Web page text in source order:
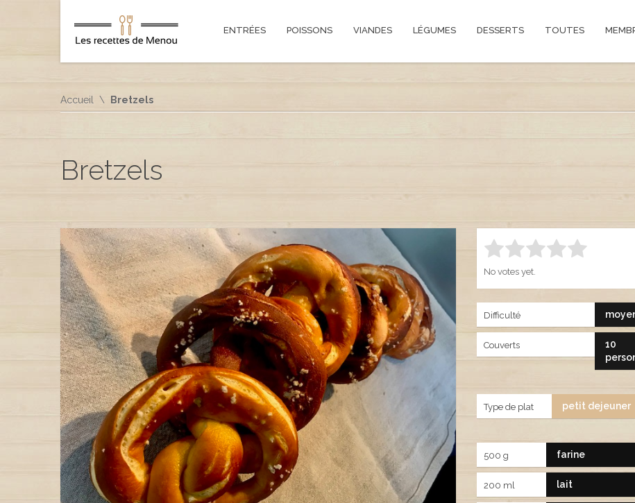
ENTRÉES POISSONS VIANDES LÉGUMES DESSERTS TOUTES
Accueil Bretzels
Bretzels
Rate this item: 1.00 SUBMIT
No votes yet.
Difficulté
Couverts
10
Type de plat petit dejeuner
500 g farine
200 ml lait